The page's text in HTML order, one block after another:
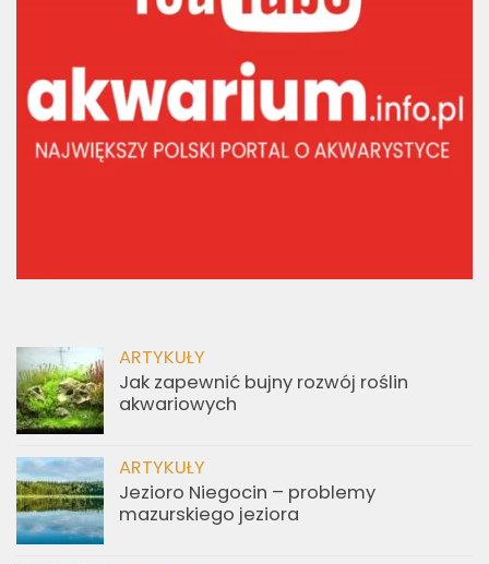
ARTYKUŁY
Jak zapewnić bujny rozwój roślin
akwariowych
ARTYKUŁY
Jezioro Niegocin – problemy
mazurskiego jeziora